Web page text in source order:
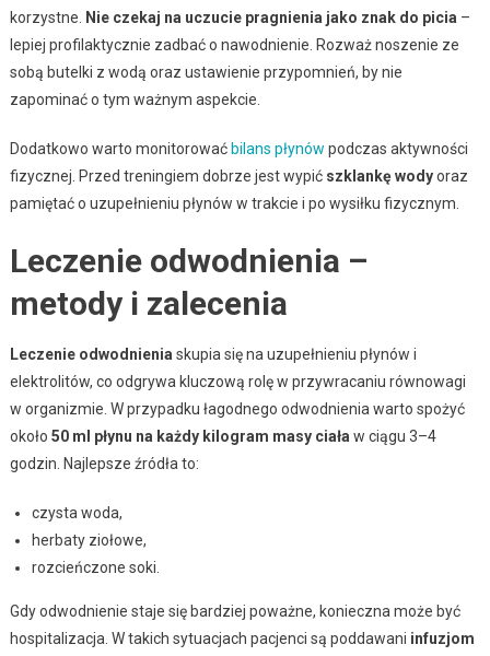
korzystne. Nie czekaj na uczucie pragnienia jako znak do picia –
lepiej profilaktycznie zadbać o nawodnienie. Rozważ noszenie ze
sobą butelki z wodą oraz ustawienie przypomnień, by nie
zapominać o tym ważnym aspekcie.
Dodatkowo warto monitorować bilans płynów podczas aktywności
fizycznej. Przed treningiem dobrze jest wypić szklankę wodyoraz
pamiętać o uzupełnieniu płynów w trakcie i po wysiłku fizycznym.
Leczenie odwodnienia –
metody i zalecenia
Leczenie odwodnienia skupia się na uzupełnieniu płynów i
elektrolitów, co odgrywa kluczową rolę w przywracaniu równowagi
w organizmie. W przypadku łagodnego odwodnienia warto spożyć
około 50 ml płynu na każdy kilogram masy ciała w ciągu 3–4
godzin. Najlepsze źródła to:
czysta woda,
herbaty ziołowe,
rozcieńczone soki.
Gdy odwodnienie staje się bardziej poważne, konieczna może być
hospitalizacja. W takich sytuacjach pacjenci są poddawani infuzjom